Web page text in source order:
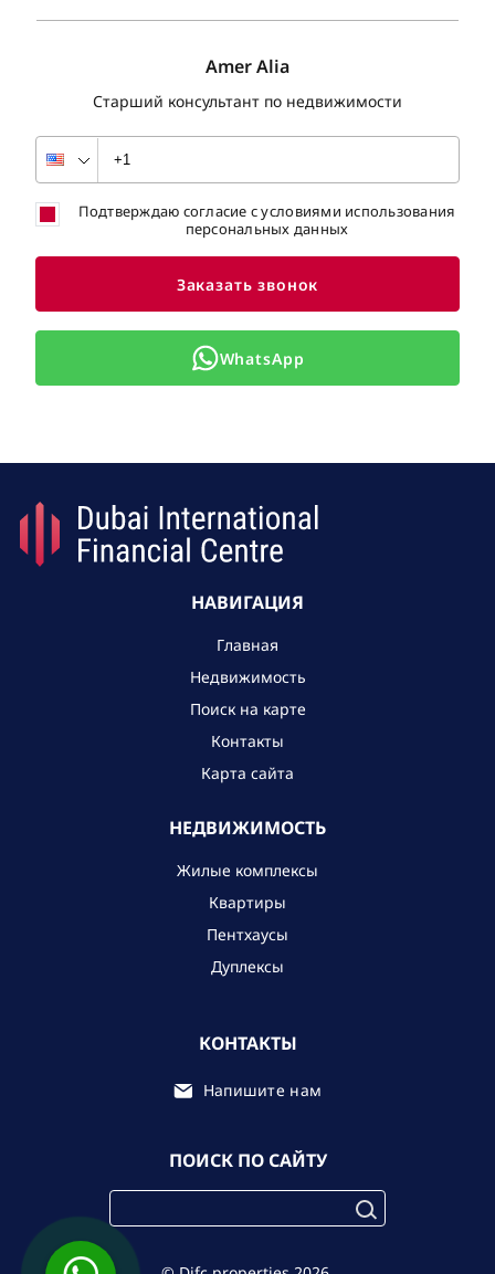
Amer Alia
Старший консультант по недвижимости
Подтверждаю согласие с условиями использования
персональных данных
Заказать звонок
WhatsApp
НАВИГАЦИЯ
Главная
Недвижимость
Поиск на карте
Контакты
Карта сайта
НЕДВИЖИМОСТЬ
Жилые комплексы
Квартиры
Пентхаусы
Дуплексы
КОНТАКТЫ
Напишите нам
ПОИСК ПО САЙТУ